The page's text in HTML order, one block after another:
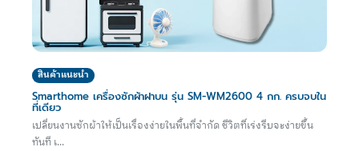
สินค้าแนะนำ
Smarthome เครื่องซักผ้าฝาบน รุ่น SM-WM2600 4 กก. ครบจบใน
ที่เดียว
เปลี่ยนงานซักผ้าให้เป็นเรื่องง่ายในพื้นที่จำกัด ชีวิตที่เร่งรีบจะง่ายขึ้น
ทันที เ...